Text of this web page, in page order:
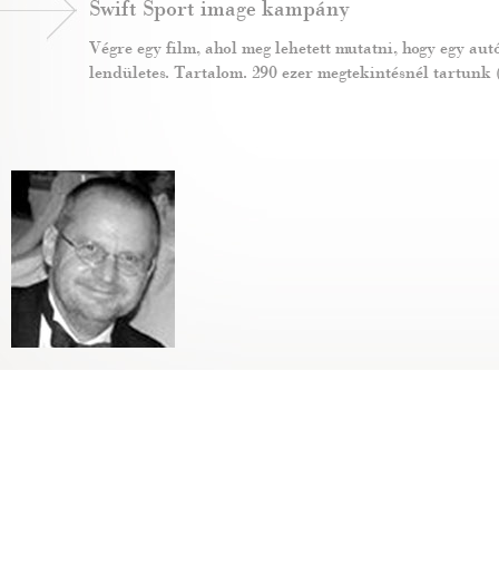
Swift Sport image kampány
Végre egy film, ahol meg lehetett mutatni, hogy egy
lendületes. Tartalom. 290 ezer megtekintésnél tartunk